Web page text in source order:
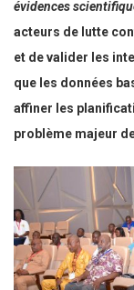
évidences
acteurs de lutte
et de valider les
que les données
affiner les
problème majeur